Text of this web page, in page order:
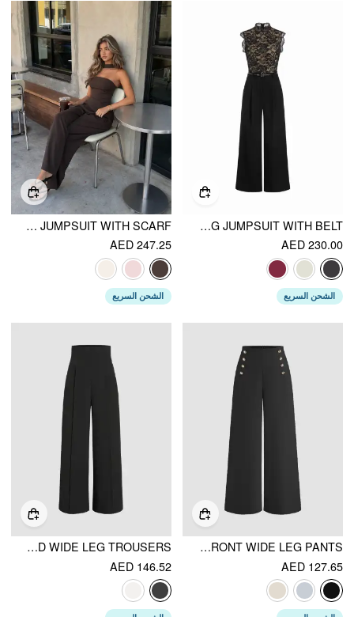
LACE STAND COLLAR MID RISE WIDE LEG JUMPSUIT WITH BELT
AED 230.00
الشحن السريع
CHIFFON MID RISE BANDEAU ASYMMETRICAL LACE UP WIDE LEG JUMPSUIT WITH SCARF
AED 247.25
الشحن السريع
METAL BUTTON FRONT WIDE LEG PANTS
AED 127.65
SOLID HIGH WAIST KNITTED WIDE LEG TROUSERS
AED 146.52